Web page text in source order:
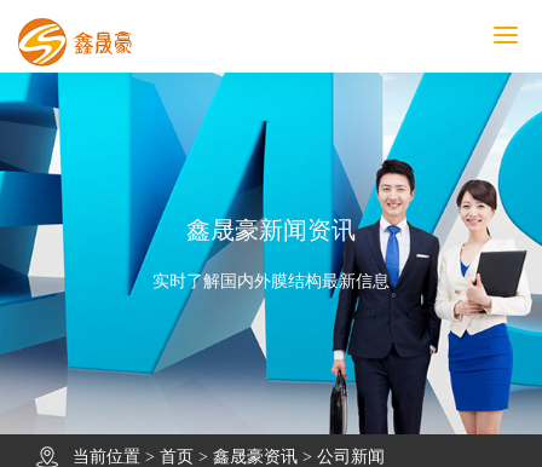
鑫晟豪首页
产品中心
工程案例
膜结构车棚
污水池反吊膜加盖
鑫晟豪资讯
关于鑫晟豪
联系鑫晟豪
鑫晟豪新闻资讯
实时了解国内外膜结构最新信息
当前位置 > 首页 > 鑫晟豪资讯 > 公司新闻